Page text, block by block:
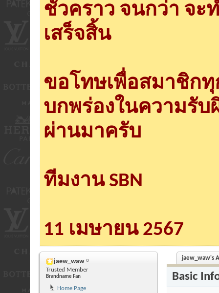
ชั่วคราว จนกว่า จะ
เสร็จสิ้น
ขอโทษเพื่อสมาชิก
บกพร่องในความรั
ผ่านมาครับ
ทีมงาน SBN
11 เมษายน 2567
jaew_waw
Trusted Member
Brandname Fan
Home Page
jaew_waw's
Basic